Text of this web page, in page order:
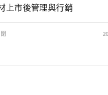
上市後管理與行銷